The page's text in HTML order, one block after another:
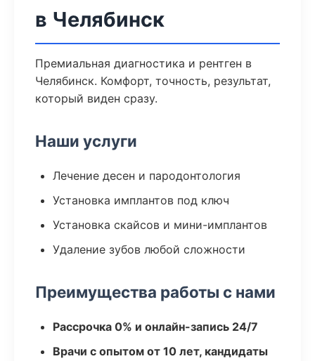
в Челябинск
Премиальная диагностика и рентген в
Челябинск. Комфорт, точность, результат,
который виден сразу.
Наши услуги
Лечение десен и пародонтология
Установка имплантов под ключ
Установка скайсов и мини-имплантов
Удаление зубов любой сложности
Преимущества работы с нами
Рассрочка 0% и онлайн-запись 24/7
Врачи с опытом от 10 лет, кандидаты